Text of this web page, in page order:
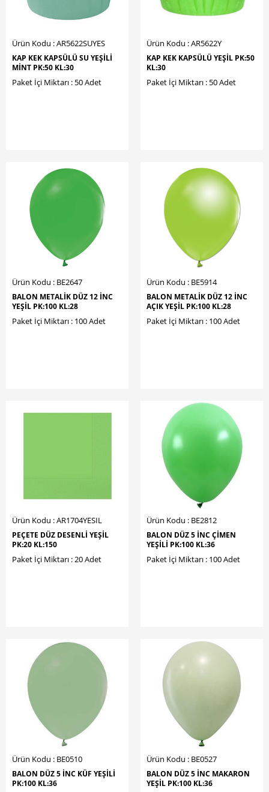
Ürün Kodu : AR5622SUYES
KAP KEK KAPSÜLÜ SU YEŞİLİ
MİNT PK:50 KL:30
Paket İçi Miktarı : 50 Adet
Ürün Kodu : AR5622Y
KAP KEK KAPSÜLÜ YEŞİL PK:50
KL:30
Paket İçi Miktarı : 50 Adet
Ürün Kodu : BE2647
BALON METALİK DÜZ 12 İNC
YEŞİL PK:100 KL:28
Paket İçi Miktarı : 100 Adet
Ürün Kodu : BE5914
BALON METALİK DÜZ 12 İNC
AÇIK YEŞİL PK:100 KL:28
Paket İçi Miktarı : 100 Adet
Ürün Kodu : AR1704YESIL
PEÇETE DÜZ DESENLİ YEŞİL
PK:20 KL:150
Paket İçi Miktarı : 20 Adet
Ürün Kodu : BE2812
BALON DÜZ 5 İNC ÇİMEN
YEŞİLİ PK:100 KL:36
Paket İçi Miktarı : 100 Adet
Ürün Kodu : BE0510
BALON DÜZ 5 İNC KÜF YEŞİLİ
PK:100 KL:36
Ürün Kodu : BE0527
BALON DÜZ 5 İNC MAKARON
YEŞİL PK:100 KL:36